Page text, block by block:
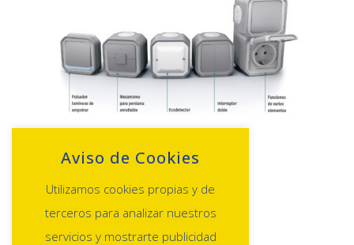
COMPRAR
DESCARGAR EL CATÁLOGO AQUÍ
Aviso de Cookies
Utilizamos cookies propias y de
terceros para analizar nuestros
servicios y mostrarte publicidad